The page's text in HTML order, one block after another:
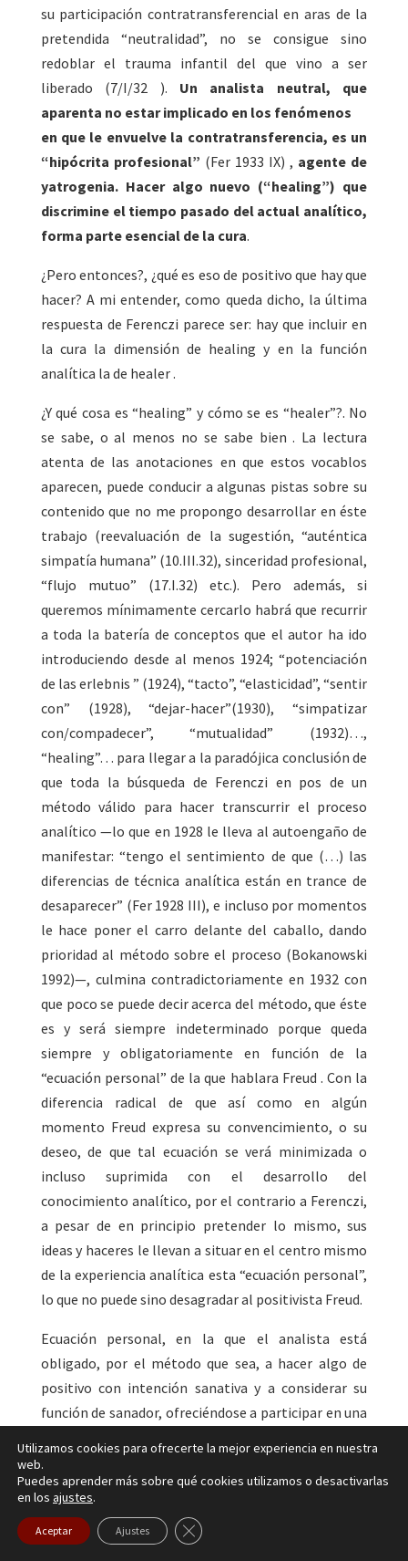
su participación contratransferencial en aras de la
pretendida “neutralidad”, no se consigue sino
redoblar el trauma infantil del que vino a ser
liberado (7/I/32 ). Un analista neutral, que
aparenta no estar implicado en los fenómenos
en que le envuelve la contratransferencia, es un
“hipócrita profesional” (Fer 1933 IX) , agente de
yatrogenia. Hacer algo nuevo (“healing”) que
discrimine el tiempo pasado del actual analítico,
forma parte esencial de la cura.
¿Pero entonces?, ¿qué es eso de positivo que hay que
hacer? A mi entender, como queda dicho, la última
respuesta de Ferenczi parece ser: hay que incluir en
la cura la dimensión de healing y en la función
analítica la de healer .
¿Y qué cosa es “healing” y cómo se es “healer”?. No
se sabe, o al menos no se sabe bien . La lectura
atenta de las anotaciones en que estos vocablos
aparecen, puede conducir a algunas pistas sobre su
contenido que no me propongo desarrollar en éste
trabajo (reevaluación de la sugestión, “auténtica
simpatía humana” (10.III.32), sinceridad profesional,
“flujo mutuo” (17.I.32) etc.). Pero además, si
queremos mínimamente cercarlo habrá que recurrir
a toda la batería de conceptos que el autor ha ido
introduciendo desde al menos 1924; “potenciación
de las erlebnis ” (1924), “tacto”, “elasticidad”, “sentir
con” (1928), “dejar-hacer”(1930), “simpatizar
con/compadecer”, “mutualidad” (1932)…,
“healing”… para llegar a la paradójica conclusión de
que toda la búsqueda de Ferenczi en pos de un
método válido para hacer transcurrir el proceso
analítico —lo que en 1928 le lleva al autoengaño de
manifestar: “tengo el sentimiento de que (…) las
diferencias de técnica analítica están en trance de
desaparecer” (Fer 1928 III), e incluso por momentos
le hace poner el carro delante del caballo, dando
prioridad al método sobre el proceso (Bokanowski
1992)—, culmina contradictoriamente en 1932 con
que poco se puede decir acerca del método, que éste
es y será siempre indeterminado porque queda
siempre y obligatoriamente en función de la
“ecuación personal” de la que hablara Freud . Con la
diferencia radical de que así como en algún
momento Freud expresa su convencimiento, o su
deseo, de que tal ecuación se verá minimizada o
incluso suprimida con el desarrollo del
conocimiento analítico, por el contrario a Ferenczi,
a pesar de en principio pretender lo mismo, sus
ideas y haceres le llevan a situar en el centro mismo
de la experiencia analítica esta “ecuación personal”,
lo que no puede sino desagradar al positivista Freud.
Ecuación personal, en la que el analista está
obligado, por el método que sea, a hacer algo de
positivo con intención sanativa y a considerar su
función de sanador, ofreciéndose a participar en una
denomine, que permita discriminar y elaborar los
Utilizamos cookies para ofrecerte la mejor experiencia en nuestra
web.
Puedes aprender más sobre qué cookies utilizamos o desactivarlas
en los ajustes.
Aceptar Ajustes Cerrar el banner de cookies RGPD